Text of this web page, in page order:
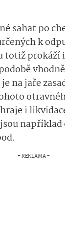
sahat po
k
totiž
na jaře
i